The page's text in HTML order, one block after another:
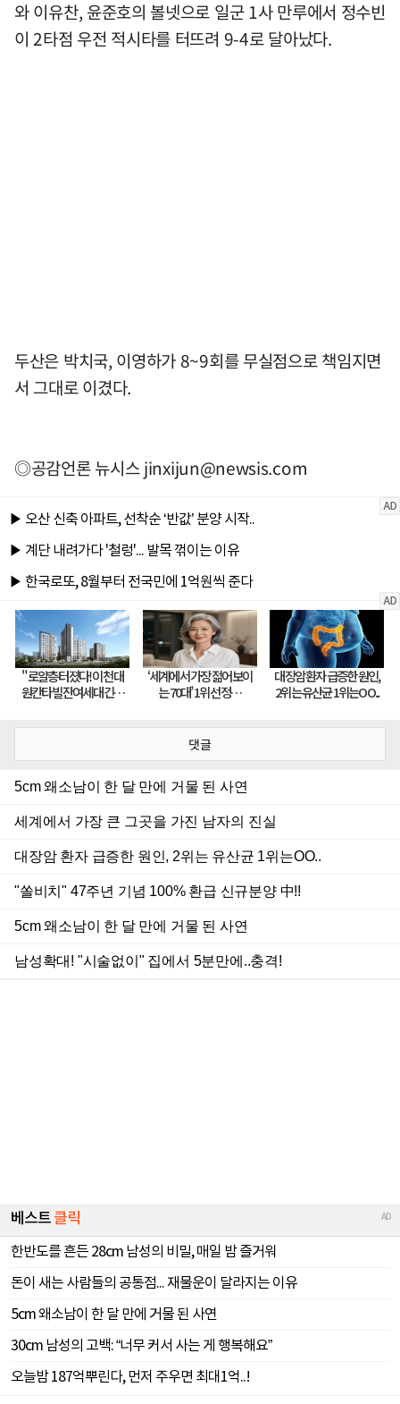
와 이유찬, 윤준호의 볼넷으로 일군 1사 만루에서 정수빈
이 2타점 우전 적시타를 터뜨려 9-4로 달아났다.
두산은 박치국, 이영하가 8~9회를 무실점으로 책임지면
서 그대로 이겼다.
◎공감언론 뉴시스jinxijun@newsis.com
댓글